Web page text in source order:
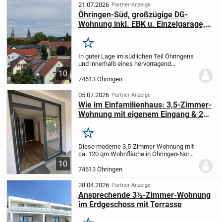
Auf ca....
10
21.07.2026 Partner-Anzeige
Öhringen-Süd, großzügige DG-
Wohnung inkl. EBK u. Einzelgarage,
Merken
In guter Lage im südlichen Teil Öhringens
und innerhalb eines hervorragend
sich diese interessante
Dachgeschosswohnung. Die Wohnung
diente als Vermietobjekt und...
74613 Öhringen
10
05.07.2026 Partner-Anzeige
Wie im Einfamilienhaus: 3,5-Zimmer-
Wohnung mit eigenem Eingang & 2
Merken
Diese moderne 3,5-Zimmer-Wohnung mit
ca. 120 qm Wohnfläche in Öhringen-Nord
Mehrfamilienhaus selten findet: Sie
betreten Ihr Zuhause nicht über ein
Treppenhaus,...
74613 Öhringen
28.04.2026 Partner-Anzeige
Ansprechende 3½-Zimmer-Wohnung
im Erdgeschoss mit Terrasse